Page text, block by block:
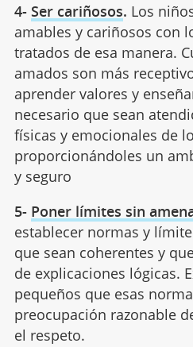
4- Ser cariñosos. Los
amables y cariñosos con
tratados de esa manera.
amados son más
aprender valores y
necesario que sean
físicas y emocionales de
proporcionándoles un
y seguro
5- Poner límites sin
establecer normas y
que sean coherentes y
de explicaciones lógicas.
pequeños que esas
preocupación razonable
el respeto.